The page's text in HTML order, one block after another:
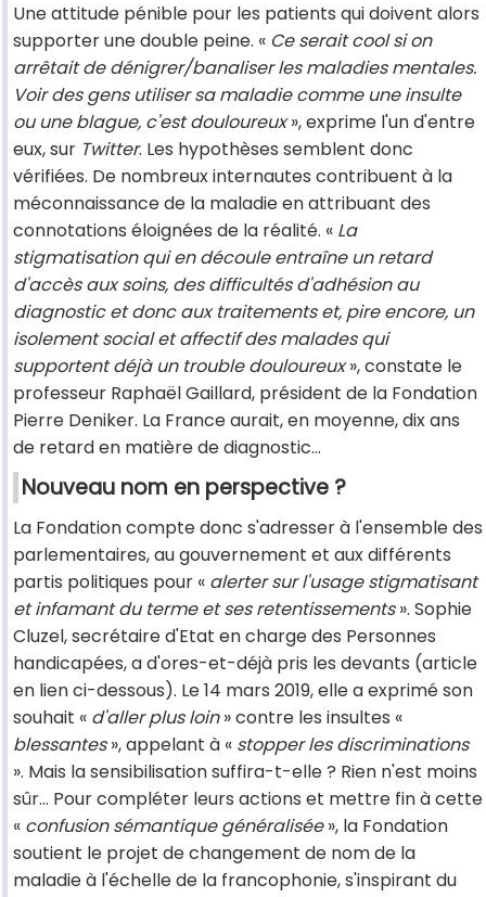
Une attitude pénible pour les patients qui doivent alors
supporter une double peine. « Ce serait cool si on
arrêtait de dénigrer/banaliser les maladies mentales.
Voir des gens utiliser sa maladie comme une insulte
ou une blague, c'est douloureux», exprime l'un d'entre
eux, sur Twitter. Les hypothèses semblent donc
vérifiées. De nombreux internautes contribuent à la
méconnaissance de la maladie en attribuant des
connotations éloignées de la réalité. « La
stigmatisation qui en découle entraîne un retard
d'accès aux soins, des difficultés d'adhésion au
diagnostic et donc aux traitements et, pire encore, un
isolement social et affectif des malades qui
supportent déjà un trouble douloureux», constate le
professeur Raphaël Gaillard, président de la Fondation
Pierre Deniker. La France aurait, en moyenne, dix ans
de retard en matière de diagnostic...
Nouveau nom en perspective ?
La Fondation compte donc s'adresser à l'ensemble des
parlementaires, au gouvernement et aux différents
partis politiques pour « alerter sur l'usage stigmatisant
et infamant du terme et ses retentissements». Sophie
Cluzel, secrétaire d'Etat en charge des Personnes
handicapées, a d'ores-et-déjà pris les devants (article
en lien ci-dessous). Le 14 mars 2019, elle a exprimé son
souhait « d'aller plus loin» contre les insultes «
blessantes», appelant à « stopper les discriminations
». Mais la sensibilisation suffira-t-elle ? Rien n'est moins
sûr… Pour compléter leurs actions et mettre fin à cette
« confusion sémantique généralisée», la Fondation
soutient le projet de changement de nom de la
maladie à l'échelle de la francophonie, s'inspirant du